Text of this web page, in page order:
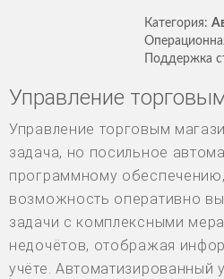
Категория:
Поддержка
Управление
Управление торговым
задача, но посильное
программному
возможность оперативно
задачи с комплексными
недочётов, отображая
учёте. Автоматизированный